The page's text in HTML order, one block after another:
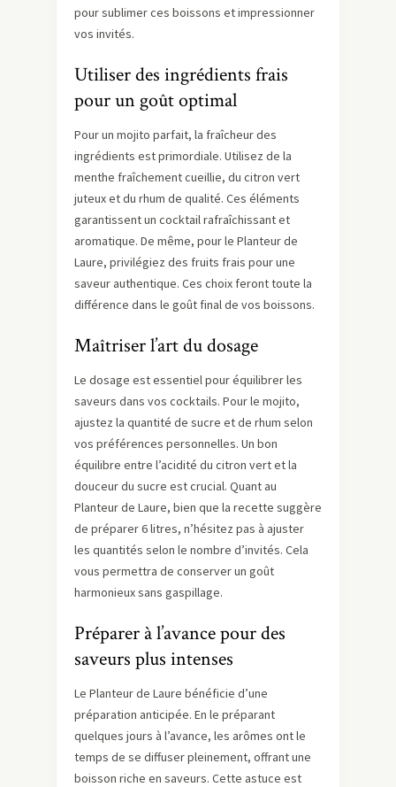
pour sublimer ces boissons et impressionner
vos invités.
Utiliser des ingrédients frais
pour un goût optimal
Pour un mojito parfait, la fraîcheur des
ingrédients est primordiale. Utilisez de la
menthe fraîchement cueillie, du citron vert
juteux et du rhum de qualité. Ces éléments
garantissent un cocktail rafraîchissant et
aromatique. De même, pour le Planteur de
Laure, privilégiez des fruits frais pour une
saveur authentique. Ces choix feront toute la
différence dans le goût final de vos boissons.
Maîtriser l’art du dosage
Le dosage est essentiel pour équilibrer les
saveurs dans vos cocktails. Pour le mojito,
ajustez la quantité de sucre et de rhum selon
vos préférences personnelles. Un bon
équilibre entre l’acidité du citron vert et la
douceur du sucre est crucial. Quant au
Planteur de Laure, bien que la recette suggère
de préparer 6 litres, n’hésitez pas à ajuster
les quantités selon le nombre d’invités. Cela
vous permettra de conserver un goût
harmonieux sans gaspillage.
Préparer à l’avance pour des
saveurs plus intenses
Le Planteur de Laure bénéficie d’une
préparation anticipée. En le préparant
quelques jours à l’avance, les arômes ont le
temps de se diffuser pleinement, offrant une
boisson riche en saveurs. Cette astuce est